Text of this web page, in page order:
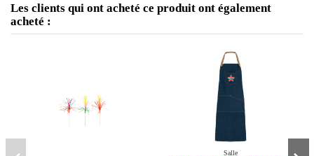
Les clients qui ont acheté ce produit ont également
acheté :
Salle